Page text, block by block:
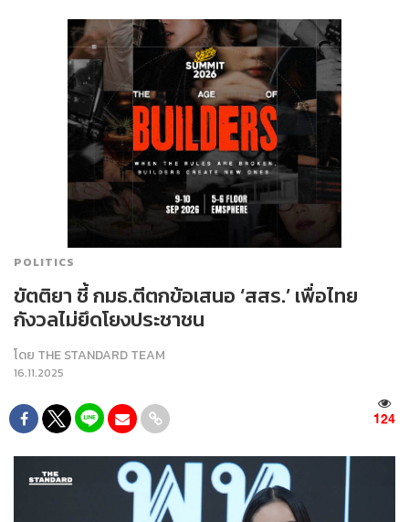
POLITICS
ขัตติยา ชี้ กมธ.ตีตกข้อเสนอ ‘สสร.’ เพื่อไทย
กังวลไม่ยึดโยงประชาชน
โดย THE STANDARD TEAM
16.11.2025
124